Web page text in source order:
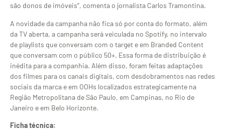
são donos de imóveis”, comenta o jornalista Carlos Tramontina.
A novidade da campanha não fica só por conta do formato, além
da TV aberta, a campanha será veiculada no Spotify, no intervalo
de playlists que conversam com o target e em Branded Content
que conversam com o público 50+. Essa forma de distribuição é
inédita para a companhia. Além disso, foram feitas adaptações
dos filmes para os canais digitais, com desdobramentos nas redes
sociais da marca e em OOHs localizados estrategicamente na
Região Metropolitana de São Paulo, em Campinas, no Rio de
Janeiro e em Belo Horizonte.
Ficha técnica: